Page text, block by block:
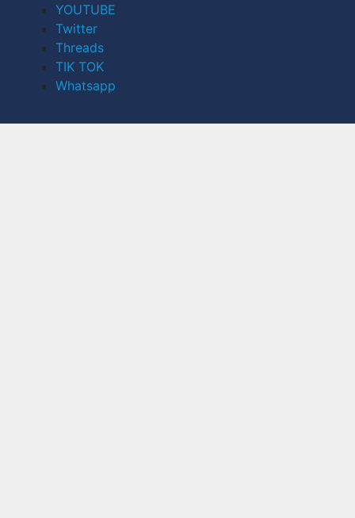
YOUTUBE
Twitter
Threads
TIK TOK
Whatsapp